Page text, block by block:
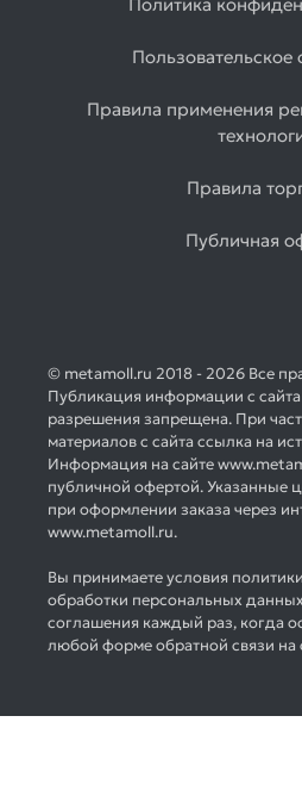
Пользовательское
Правила применения
Правила
Публичная
© metamoll.ru 2018 - 2026 Все
Публикация информации с
разрешения запрещена. При
материалов с сайта ссылка на
Информация на сайте
публичной офертой. Указанные
при оформлении заказа через
www.metamoll.ru.
Вы принимаете условия
обработки персональных
соглашения каждый раз, когда
любой форме обратной связи на